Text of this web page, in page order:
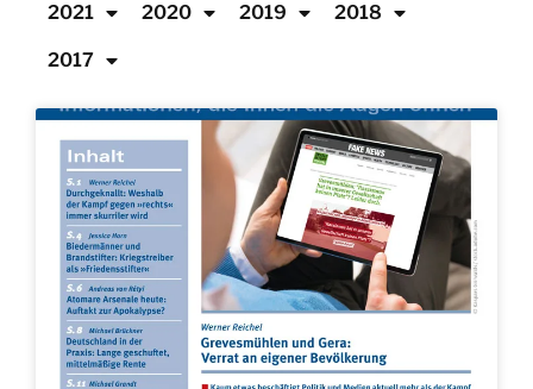
2021 2020 2019 2018
2017